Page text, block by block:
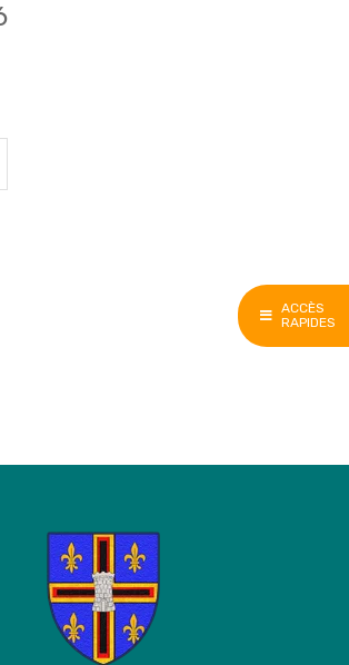
ACCÈS
RAPIDES